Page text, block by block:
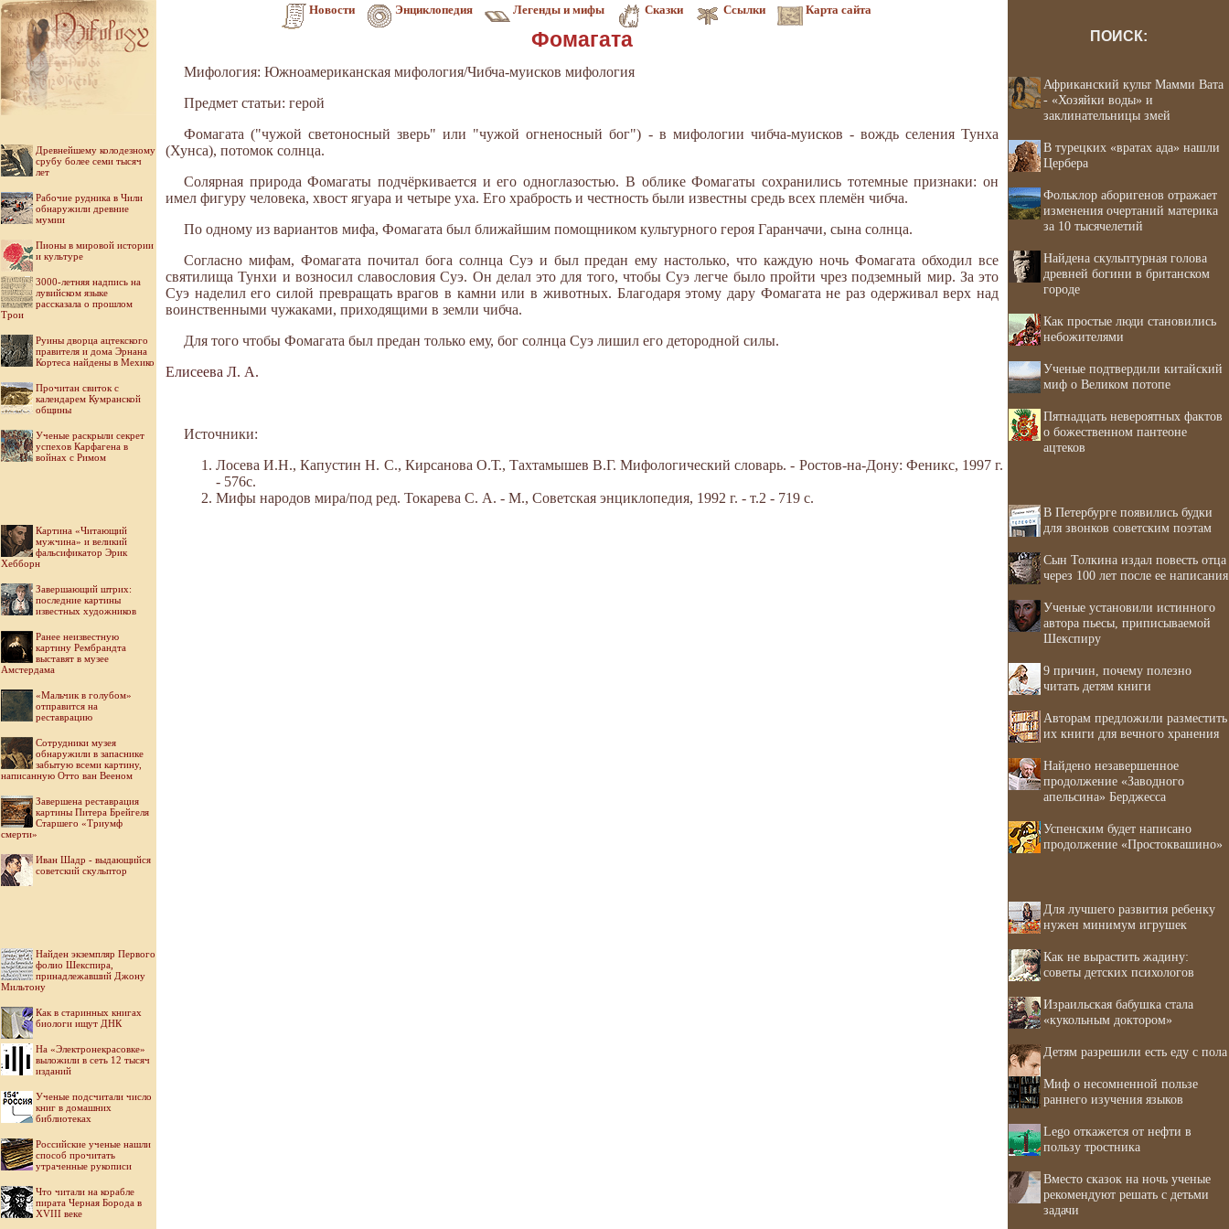
Новости Энциклопедия Легенды и мифы Сказки Ссылки Карта сайта
Древнейшему колодезному
срубу более семи тысяч
лет
Рабочие рудника в Чили
обнаружили древние
мумии
Пионы в мировой истории
и культуре
3000-летняя надпись на
лувийском языке
рассказала о прошлом
Трои
Руины дворца ацтекского
правителя и дома Эрнана
Кортеса найдены в Мехико
Прочитан свиток с
календарем Кумранской
общины
Ученые раскрыли секрет
успехов Карфагена в
войнах с Римом
Картина «Читающий
мужчина» и великий
фальсификатор Эрик
Хебборн
Завершающий штрих:
последние картины
известных художников
Ранее неизвестную
картину Рембрандта
выставят в музее
Амстердама
«Мальчик в голубом»
отправится на
реставрацию
Cотрудники музея
обнаружили в запаснике
забытую всеми картину,
написанную Отто ван Вееном
Завершена реставрация
картины Питера Брейгеля
Старшего «Триумф
смерти»
Иван Шадр - выдающийся
советский скульптор
Найден экземпляр Первого
фолио Шекспира,
принадлежавший Джону
Мильтону
Как в старинных книгах
биологи ищут ДНК
На «Электронекрасовке»
выложили в сеть 12 тысяч
изданий
Ученые подсчитали число
книг в домашних
библиотеках
Российские ученые нашли
способ прочитать
утраченные рукописи
Что читали на корабле
пирата Черная Борода в
XVIII веке
Фомагата
Мифология: Южноамериканская мифология/Чибча-муисков мифология
Предмет статьи: герой
Фомагата ("чужой светоносный зверь" или "чужой огненосный бог") - в мифологии чибча-муисков - вождь селения Тунха
(Хунса), потомок солнца.
Солярная природа Фомагаты подчёркивается и его одноглазостью. В облике Фомагаты сохранились тотемные признаки: он
имел фигуру человека, хвост ягуара и четыре уха. Его храбрость и честность были известны средь всех племён чибча.
По одному из вариантов мифа, Фомагата был ближайшим помощником культурного героя Гаранчачи, сына солнца.
Согласно мифам, Фомагата почитал бога солнца Суэ и был предан ему настолько, что каждую ночь Фомагата обходил все
святилища Тунхи и возносил славословия Суэ. Он делал это для того, чтобы Суэ легче было пройти чрез подземный мир. За это
Суэ наделил его силой превращать врагов в камни или в животных. Благодаря этому дару Фомагата не раз одерживал верх над
воинственными чужаками, приходящими в земли чибча.
Для того чтобы Фомагата был предан только ему, бог солнца Суэ лишил его детородной силы.
Елисеева Л. А.
Источники:
Лосева И.Н., Капустин Н. С., Кирсанова О.Т., Тахтамышев В.Г. Мифологический словарь. - Ростов-на-Дону: Феникс, 1997 г.
- 576с.
Мифы народов мира/под ред. Токарева С. А. - М., Советская энциклопедия, 1992 г. - т.2 - 719 с.
ПОИСК:
Африканский культ Мамми Вата
- «Хозяйки воды» и
заклинательницы змей
В турецких «вратах ада» нашли
Цербера
Фольклор аборигенов отражает
изменения очертаний материка
за 10 тысячелетий
Найдена скульптурная голова
древней богини в британском
городе
Как простые люди становились
небожителями
Ученые подтвердили китайский
миф о Великом потопе
Пятнадцать невероятных фактов
о божественном пантеоне
ацтеков
В Петербурге появились будки
для звонков советским поэтам
Сын Толкина издал повесть отца
через 100 лет после ее написания
Ученые установили истинного
автора пьесы, приписываемой
Шекспиру
9 причин, почему полезно
читать детям книги
Авторам предложили разместить
их книги для вечного хранения
Найдено незавершенное
продолжение «Заводного
апельсина» Берджесса
Успенским будет написано
продолжение «Простоквашино»
Для лучшего развития ребенку
нужен минимум игрушек
Как не вырастить жадину:
советы детских психологов
Израильская бабушка стала
«кукольным доктором»
Детям разрешили есть еду с пола
Миф о несомненной пользе
раннего изучения языков
Lego откажется от нефти в
пользу тростника
Вместо сказок на ночь ученые
рекомендуют решать с детьми
задачи